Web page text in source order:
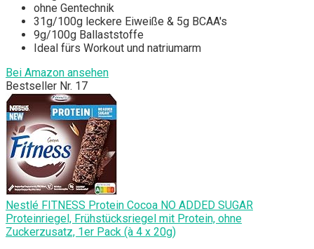
ohne Gentechnik
31g/100g leckere Eiweiße & 5g BCAA's
9g/100g Ballaststoffe
Ideal fürs Workout und natriumarm
Bei Amazon ansehen
Bestseller Nr. 17
Nestlé FITNESS Protein Cocoa NO ADDED SUGAR
Proteinriegel, Frühstücksriegel mit Protein, ohne
Zuckerzusatz, 1er Pack (à 4 x 20g)